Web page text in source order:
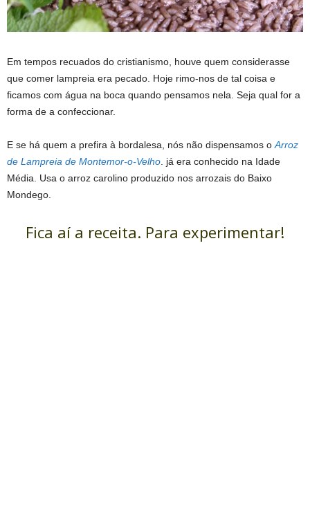
Em tempos recuados do cristianismo, houve quem considerasse
que comer lampreia era pecado. Hoje rimo-nos de tal coisa e
ficamos com água na boca quando pensamos nela. Seja qual for a
forma de a confeccionar.
E se há quem a prefira à bordalesa, nós não dispensamos o Arroz
de Lampreia de Montemor-o-Velho . já era conhecido na Idade
Média. Usa o arroz carolino produzido nos arrozais do Baixo
Mondego.
Fica aí a receita. Para experimentar!